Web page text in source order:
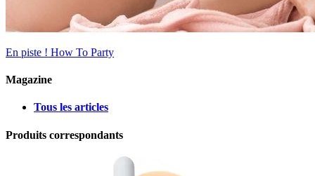
En piste ! How To Party
Magazine
Tous les articles
Produits correspondants